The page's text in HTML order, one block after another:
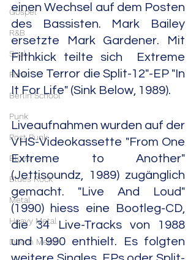
Gospel
R&B
Soul
Funk
Berlin School
Punk
Post Punk
Blues
Blues Rock
Metal
Heavy Metal
Doom Metal
einen Wechsel auf dem Posten
des Bassisten. Mark Bailey
ersetzte Mark Gardener. Mit
Filthkick teilte sich  Extreme
Noise Terror die Split-12"-EP "In
It For Life" (Sink Below, 1989).
Liveaufnahmen wurden auf der
VHS-Videokassette "From One
Extreme to Another"
(Jettisoundz, 1989) zugänglich
gemacht. "Live And Loud"
(1990) hiess eine Bootleg-CD,
die 34 Live-Tracks von 1988
und 1990 enthielt. Es folgten